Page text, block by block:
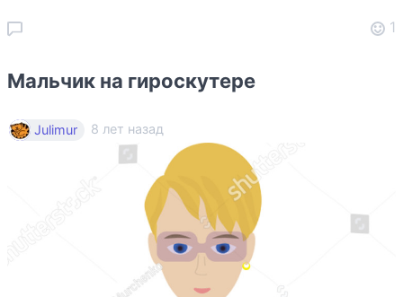
1
Мальчик на гироскутере
Julimur 8 лет назад